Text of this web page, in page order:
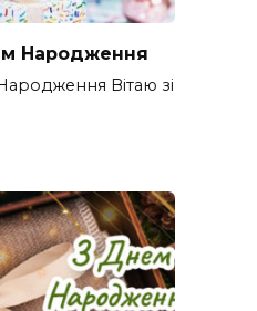
Народження
Вітаю зі